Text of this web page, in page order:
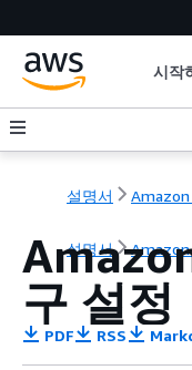
시작
설명서 Amazon
설명서 Amazon
구 설정
PDF RSS